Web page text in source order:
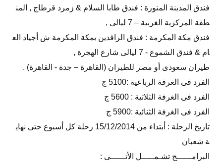
فندق المدينة المنورة : فندق طابا السلام & زمرد قرطاج , المن
طقة المركزية الغربية – 7 ليالى ,
فندق مكة المكرمة : فندق الرافدين بمكة المكرمة ش أجياد الع
ام & فندق الشموع - 7 ليالى شارع الهجرة ,
طيران سعودى أو مصر للطيران (القاهرة – جدة - القاهرة) .
الفرد فى الغرفة الرباعية :5100 ج
الفرد فى الغرفة الثلاثية : 5600 ج
الفرد فى الغرفة الثنائية :5900 ج
تاريخ الرحلة : أبتداء من 15/12/2014 رحلة كل أسبوع حتى نهاي
ة شعبان
البرامــــــج تشـمـــــل الأتــــــى :